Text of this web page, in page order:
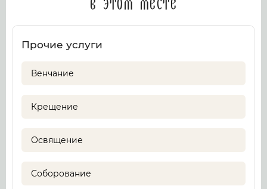
в этом месте
Прочие услуги
Венчание
Крещение
Освящение
Соборование